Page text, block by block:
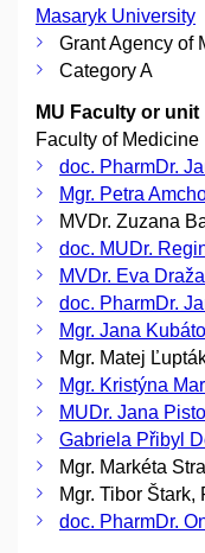
Masaryk University
Grant Agency of
Category A
MU Faculty or unit
Faculty of Medicine
doc. PharmDr.
Mgr. Petra
MVDr. Zuzana
doc. MUDr.
MVDr. Eva
doc. PharmDr.
Mgr. Jana
Mgr. Matej
Mgr. Kristýna
MUDr. Jana
Gabriela Přibyl
Mgr. Markéta
Mgr. Tibor Štark,
doc. PharmDr.